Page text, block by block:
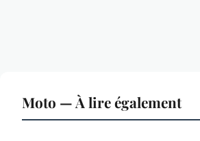
Moto — À lire également